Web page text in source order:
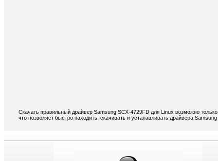
Скачать правильный драйвер Samsung SCX-4729FD для Linux возможно
что позволяет быстро находить, скачивать и устанавливать драйвера